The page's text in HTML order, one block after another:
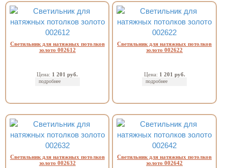
Светильник для натяжных потолков
золото 002612
Цена: 1 201 руб.
подробнее
Светильник для натяжных потолков
золото 002622
Цена: 1 201 руб.
подробнее
Светильник для натяжных потолков
золото 002632
Светильник для натяжных потолков
золото 002642